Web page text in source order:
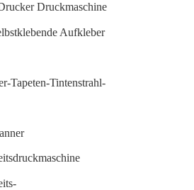
Druckmaschine
Aufkleber
Tapeten-Tintenstrahl-